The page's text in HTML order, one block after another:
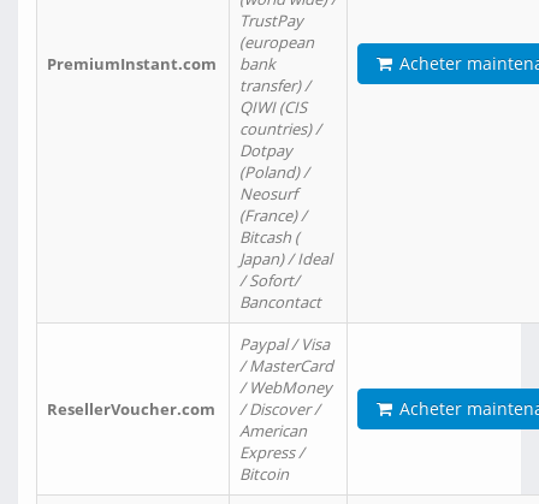
PremiumInstant.com
TrustPay
(european
bank
transfer) /
QIWI (CIS
countries) /
Dotpay
(Poland) /
Neosurf
(France) /
Bitcash (
Japan) / Ideal
/ Sofort/
Bancontact
Acheter
ResellerVoucher.com
Paypal / Visa
/ MasterCard
/ WebMoney
/ Discover /
American
Express /
Bitcoin
Acheter